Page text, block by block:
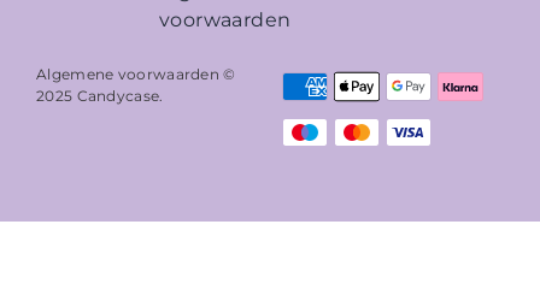
voorwaarden
Algemene voorwaarden ©
2025 Candycase.